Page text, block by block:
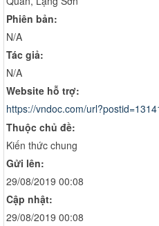
Phiên bản:
N/A
Tác giả:
N/A
Website hỗ trợ:
https://vndoc.com/
Thuộc chủ đề:
Kiến thức chung
Gửi lên:
29/08/2019 00:08
Cập nhật:
29/08/2019 00:08